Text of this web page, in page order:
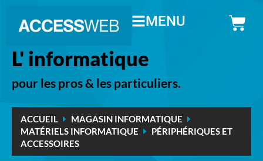
MENU
L' informatique
pour les pros & les particuliers.
ACCUEIL
MAGASIN INFORMATIQUE
MATÉRIELS INFORMATIQUE
PÉRIPHÉRIQUES ET
ACCESSOIRES